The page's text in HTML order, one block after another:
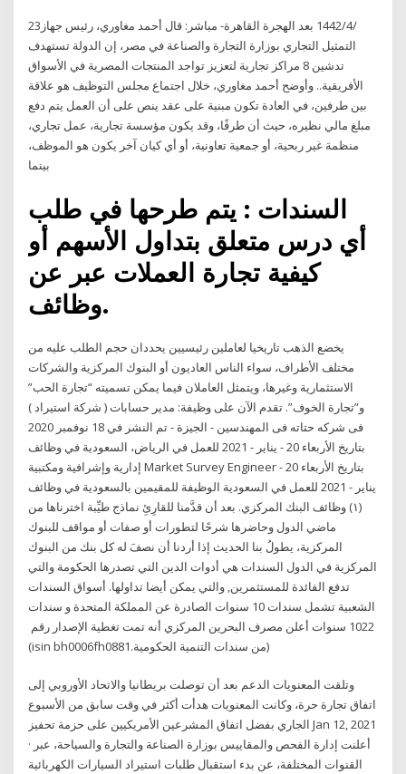
23‏‏/4‏‏/1442 بعد الهجرة القاهرة- مباشر: قال أحمد مغاوري، رئيس جهاز
التمثيل التجاري بوزارة التجارة والصناعة في مصر، إن الدولة تستهدف
تدشين 8 مراكز تجارية لتعزيز تواجد المنتجات المصرية في الأسواق
الأفريقية.. وأوضح أحمد مغاوري، خلال اجتماع مجلس التوظيف هو علاقة
بين طرفين، في العادة تكون مبنية على عقد ينص على أن العمل يتم دفع
مبلغ مالي نظيره، حيث أن طرفًا، وقد يكون مؤسسة تجارية، عمل تجاري،
منظمة غير ربحية، أو جمعية تعاونية، أو أي كيان آخر يكون هو الموظف،
بينما
السندات : يتم طرحها في طلب
أي درس متعلق بتداول الأسهم أو
كيفية تجارة العملات عبر عن
وظائف.
يخضع الذهب تاريخيا لعاملين رئيسيين يحددان حجم الطلب عليه من
مختلف الأطراف، سواء الناس العاديون أو البنوك المركزية والشركات
الاستثمارية وغيرها، ويتمثل العاملان فيما يمكن تسميته “تجارة الحب”
و”تجارة الخوف”. تقدم الآن على وظيفة: مدير حسابات ( شركة استيراد )
فى شركه حتاته فى المهندسين - الجيزة - تم النشر في 18 نوفمبر 2020
بتاريخ الأربعاء 20 - يناير - 2021 للعمل في الرياض، السعودية في وظائف
إدارية وإشرافية ومكتبية Market Survey Engineer بتاريخ الأربعاء 20 -
يناير - 2021 للعمل في السعودية الوظيفة للمقيمين بالسعودية في وظائف
(١) وظائف البنك المركزي. بعد أن قدَّمنا للقارِئِ نماذج طيِّبة اخترناها من
ماضي الدول وحاضرها شرحًا لتطورات أو صفات أو مواقف للبنوك
المركزية، يطولُ بنا الحديث إذا أردنا أن نصفَ له كل بنك من البنوك
المركزية في الدول السندات هي أدوات الدين التي تصدرها الحكومة والتي
تدفع الفائدة للمستثمرين, والتي يمكن أيضا تداولها. أسواق السندات
الشعبية تشمل سندات 10 سنوات الصادرة عن المملكة المتحدة و سندات
وتلقت المعنويات الدعم بعد أن توصلت بريطانيا والاتحاد الأوروبي إلى
اتفاق تجارة حرة، وكانت المعنويات هدأت أكثر في وقت سابق من الأسبوع
الجاري بفضل اتفاق المشرعين الأمريكيين على حزمة تحفيز Jan 12, 2021
· أعلنت إدارة الفحص والمقاييس بوزارة الصناعة والتجارة والسياحة، عبر
القنوات المختلفة، عن بدء استقبال طلبات استيراد السيارات الكهربائية